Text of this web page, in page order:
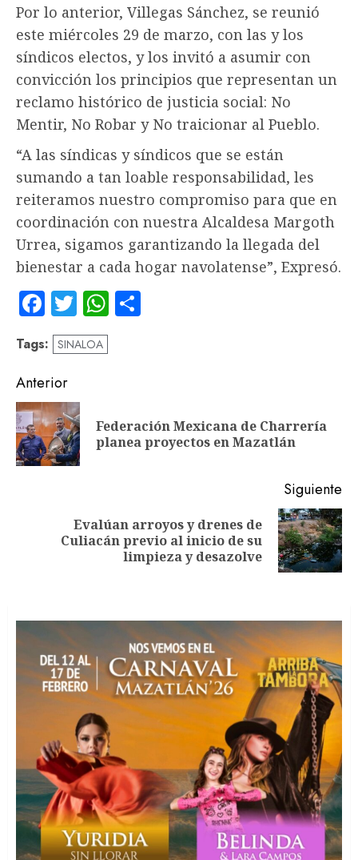
Por lo anterior, Villegas Sánchez, se reunió
este miércoles 29 de marzo, con las y los
síndicos electos, y los invitó a asumir con
convicción los principios que representan un
reclamo histórico de justicia social: No
Mentir, No Robar y No traicionar al Pueblo.
“A las síndicas y síndicos que se están
sumando a tan loable responsabilidad, les
reiteramos nuestro compromiso para que en
coordinación con nuestra Alcaldesa Margoth
Urrea, sigamos garantizando la llegada del
bienestar a cada hogar navolatense”, Expresó.
Facebook
TwitterWhatsApp
Tags: SINALOA
Navegación
de
entradas
Anterior
Federación Mexicana de Charrería
planea proyectos en Mazatlán
Siguiente
Siguiente
Evalúan arroyos y drenes de
Culiacán previo al inicio de su
limpieza y desazolve